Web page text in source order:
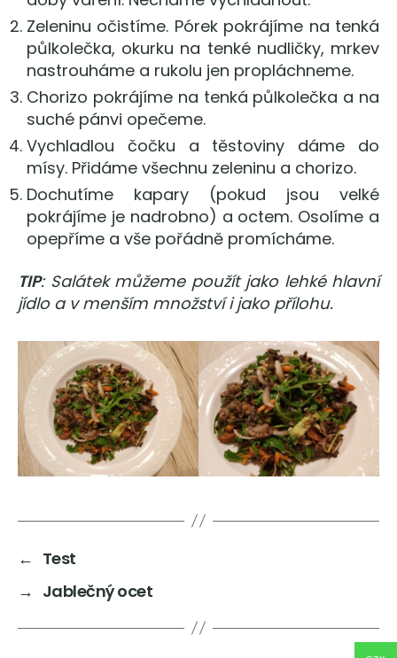
Zeleninu očistíme. Pórek pokrájíme na tenká
půlkolečka, okurku na tenké nudličky, mrkev
nastrouháme a rukolu jen propláchneme.
Chorizo pokrájíme na tenká půlkolečka a na
suché pánvi opečeme.
Vychladlou čočku a těstoviny dáme do
mísy. Přidáme všechnu zeleninu a chorizo.
Dochutíme kapary (pokud jsou velké
pokrájíme je nadrobno) a octem. Osolíme a
opepříme a vše pořádně promícháme.
TIP: Salátek můžeme použít jako lehké hlavní
jídlo a v menším množství i jako přílohu.
← Test
→ Jablečný ocet